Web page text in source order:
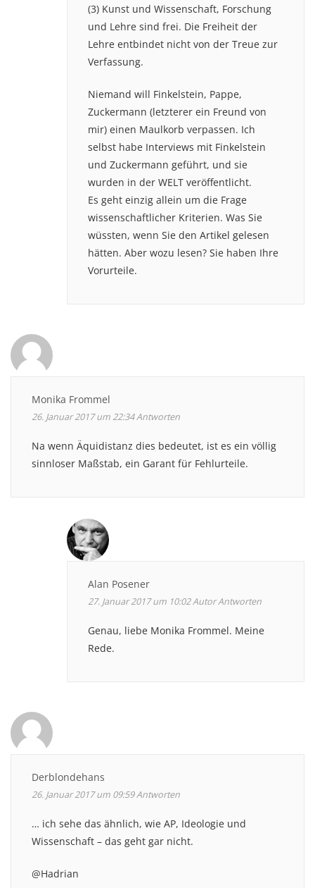
(3) Kunst und Wissenschaft, Forschung
und Lehre sind frei. Die Freiheit der
Lehre entbindet nicht von der Treue zur
Verfassung.
Niemand will Finkelstein, Pappe,
Zuckermann (letzterer ein Freund von
mir) einen Maulkorb verpassen. Ich
selbst habe Interviews mit Finkelstein
und Zuckermann geführt, und sie
wurden in der WELT veröffentlicht.
Es geht einzig allein um die Frage
wissenschaftlicher Kriterien. Was Sie
wüssten, wenn Sie den Artikel gelesen
hätten. Aber wozu lesen? Sie haben Ihre
Vorurteile.
Monika Frommel
26. Januar 2017 um 22:34Antworten
Na wenn Äquidistanz dies bedeutet, ist es ein völlig
sinnloser Maßstab, ein Garant für Fehlurteile.
Alan Posener
27. Januar 2017 um 10:02AutorAntworten
Genau, liebe Monika Frommel. Meine
Rede.
Derblondehans
26. Januar 2017 um 09:59Antworten
… ich sehe das ähnlich, wie AP, Ideologie und
Wissenschaft – das geht gar nicht.
@Hadrian